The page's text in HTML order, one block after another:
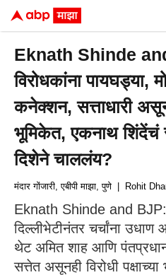
Eknath Shinde
विरोधकांना पायघड्या,
कनेक्शन, सत्ताधारी
भूमिकेत, एकनाथ शिंदेंचं
दिशेने चाललंय?
मंदार गोंजारी, एबीपी माझा, पुणे | Rohit
Eknath Shinde and BJP:
दिल्लीभेटीनंतर चर्चांना
थेट अमित शाह आणि
सत्तेत असूनही विरोधी